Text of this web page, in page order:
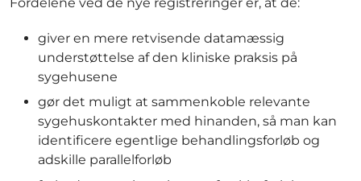
giver en mere retvisende datamæssig
understøttelse af den kliniske praksis på
sygehusene
gør det muligt at sammenkoble relevante
sygehuskontakter med hinanden, så man kan
identificere egentlige behandlingsforløb og
adskille parallelforløb